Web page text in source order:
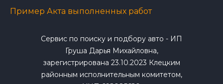
Пример Акта выполненных работ
Сервис по поиску и подбору авто - ИП
Груша Дарья Михайловна,
зарегистрирована 23.10.2023 Клецким
районным исполнительным комитетом,